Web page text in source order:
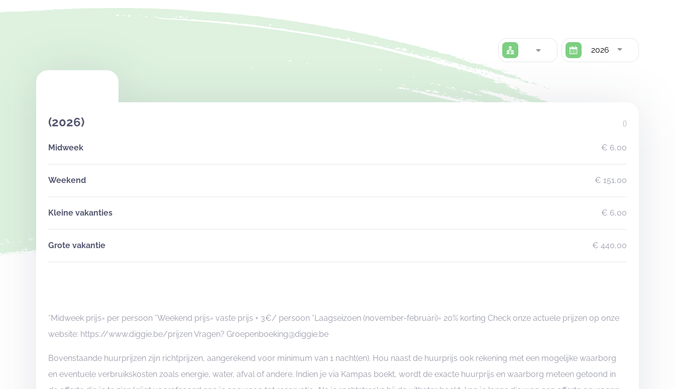
2026
(2026) ()
Midweek € 6,00
Weekend € 151,00
Kleine vakanties € 6,00
Grote vakantie € 440,00
*Midweek prijs= per persoon *Weekend prijs= vaste prijs + 3€/ persoon *Laagseizoen (november-februari)= 20% korting Check onze actuele prijzen op onze
website: https://www.diggie.be/prijzen Vragen? Groepenboeking@diggie.be
Bovenstaande huurprijzen zijn richtprijzen, aangerekend voor minimum van 1 nacht(en). Hou naast de huurprijs ook rekening met een mogelijke waarborg
en eventuele verbruikskosten zoals energie, water, afval of andere. Indien je via Kampas boekt, wordt de exacte huurprijs en waarborg meteen getoond in